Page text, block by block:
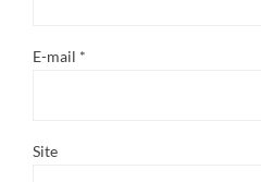
E-mail *
Site